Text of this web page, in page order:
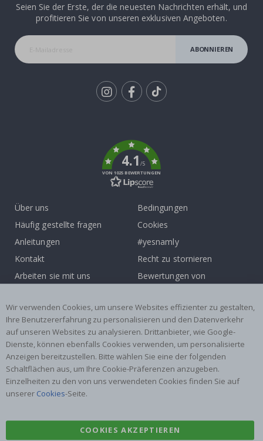
Seien Sie der Erste, der die neuesten Nachrichten erhält, und
profitieren Sie von unseren exklusiven Angeboten.
ABONNIEREN
4.1/5
VON 1025 BEWERTUNGEN
Über uns
Häufig gestellte fragen
Anleitungen
Kontakt
Arbeiten sie mit uns
Inspiration
Bedingungen
Cookies
#yesnamly
Recht zu stornieren
Bewertungen von
Beliebte Kategorien
Namensaufkleber
Wandtattoos
Fliesenaufkleber
Poster
Aufkleber
Wir verwenden Cookies, um unsere Websites effizienter zu gestalten,
Ihre Benutzererfahrung zu personalisieren und den Datenverkehr
auf unseren Websites zu analysieren. Drittanbieter, wie Google-
Dienste, können ebenfalls Cookies verwenden, um personalisierte
Anzeigen bereitzustellen. Bitte wählen Sie eine der folgenden
Schaltflächen aus, um Ihre Cookie-Präferenzen anzugeben.
Einzelheiten zu den von uns verwendeten Cookies finden Sie auf
unserer Cookies-Seite.
COOKIES AKZEPTIEREN